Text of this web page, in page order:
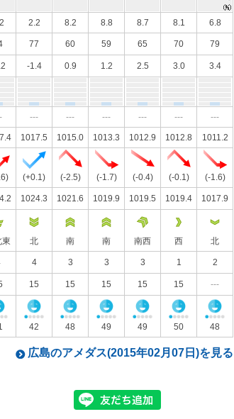
2.2 8.2 8.8 8.7 8.1 6.8
77 60 59 65 70 79
-1.4 0.9 1.2 2.5 3.0 3.4
--- --- --- --- --- ---
1017.5 1015.0 1013.3 1012.9 1012.8 1011.2
(+0.1) (-2.5) (-1.7) (-0.4) (-0.1) (-1.6)
1024.3 1021.6 1019.9 1019.5 1019.4 1017.9
東 北 南 南 南西 西 北
4 3 3 3 1 2
15 15 15 15 15 ---
42 48 49 49 50 48
広島のアメダス(2015年02月07日)を見る